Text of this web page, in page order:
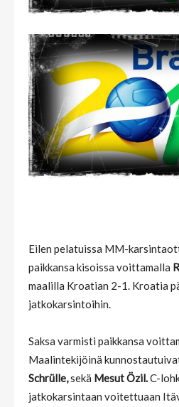
Eilen pelatuissa MM-
paikkansa kisoissa voittamalla
maalilla Kroatian 2-1. Kroatia
jatkokarsintoihin.
Saksa varmisti paikkansa
Maalintekijöinä
Schrülle,sekä Mesut Özil.C-
jatkokarsintaan voitettuaan